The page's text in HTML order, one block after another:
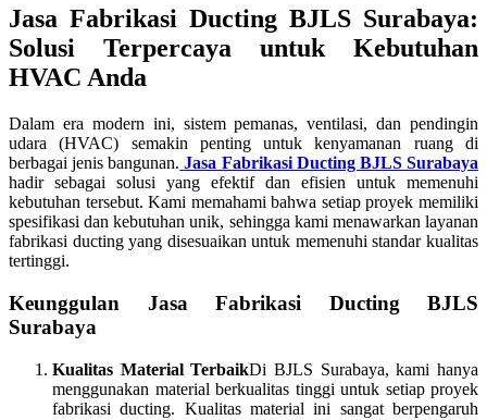
Jasa Fabrikasi Ducting BJLS Surabaya:
Solusi Terpercaya untuk Kebutuhan
HVAC Anda
Dalam era modern ini, sistem pemanas, ventilasi, dan pendingin
udara (HVAC) semakin penting untuk kenyamanan ruang di
berbagai jenis bangunan. Jasa Fabrikasi Ducting BJLS Surabaya
hadir sebagai solusi yang efektif dan efisien untuk memenuhi
kebutuhan tersebut. Kami memahami bahwa setiap proyek memiliki
spesifikasi dan kebutuhan unik, sehingga kami menawarkan layanan
fabrikasi ducting yang disesuaikan untuk memenuhi standar kualitas
tertinggi.
Keunggulan Jasa Fabrikasi Ducting BJLS
Surabaya
Kualitas Material TerbaikDi BJLS Surabaya, kami hanya
menggunakan material berkualitas tinggi untuk setiap proyek
fabrikasi ducting. Kualitas material ini sangat berpengaruh